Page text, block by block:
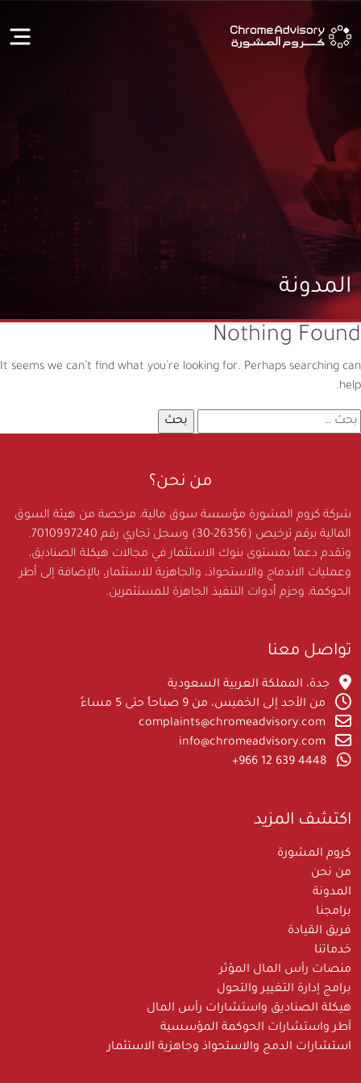
المدونة
Nothing Found
It seems we can’t find what you’re looking for. Perhaps searching can
help.
البحث
عن:
من نحن؟
شركة كروم المشورة مؤسسة سوق مالية، مرخصة من هيئة السوق
المالية برقم ترخيص (26356-30) وسجل تجاري رقم 7010997240.
وتقدم دعماً بمستوى بنوك الاستثمار في مجالات هيكلة الصناديق،
وعمليات الاندماج والاستحواذ، والجاهزية للاستثمار، بالإضافة إلى أطر
الحوكمة، وحزم أدوات التنفيذ الجاهزة للمستثمرين.
تواصل معنا
جدة، المملكة العربية السعودية
من الأحد إلى الخميس، من 9 صباحاً حتى 5 مساءً
اكتشف المزيد
كروم المشورة
من نحن
المدونة
برامجنا
فريق القيادة
خدماتنا
منصات رأس المال المؤثر
برامج إدارة التغيير والتحول
هيكلة الصناديق واستشارات رأس المال
أطر واستشارات الحوكمة المؤسسية
استشارات الدمج والاستحواذ وجاهزية الاستثمار